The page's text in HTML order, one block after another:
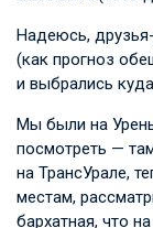
Надеюсь,
(как прогноз
и выбрались
Мы были на
посмотреть —
на ТрансУрале,
местам,
бархатная, что